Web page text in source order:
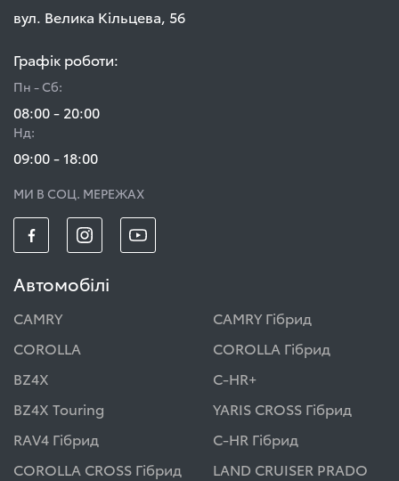
вул. Велика Кільцева, 56
Графік роботи:
Пн - Сб:
08:00 - 20:00
Нд:
09:00 - 18:00
МИ В СОЦ. МЕРЕЖАХ
Автомобілі
CAMRY
CAMRY Гібрид
COROLLA
COROLLA Гібрид
BZ4X
C-HR+
BZ4X Touring
YARIS CROSS Гібрид
RAV4 Гібрид
C-HR Гібрид
COROLLA CROSS Гібрид
LAND CRUISER PRADO